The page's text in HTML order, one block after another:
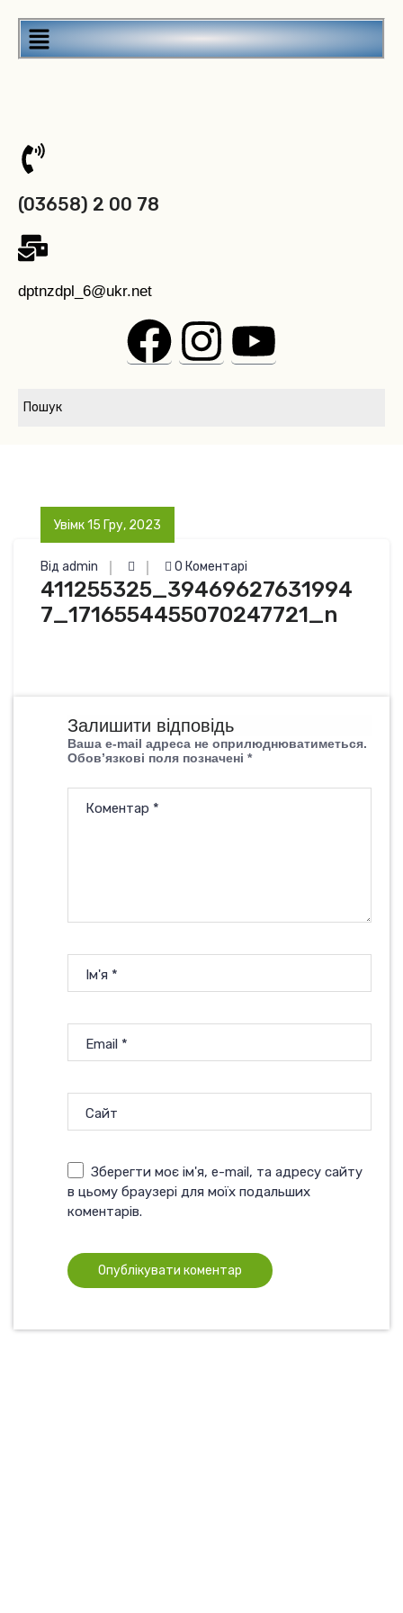
(03658) 2 00 78
dptnzdpl_6@ukr.net
Увімк 15 Гру, 2023
Від admin 0 Коментарі
411255325_39469627631994
7_1716554455070247721_n
Залишити відповідь
Ваша e-mail адреса не оприлюднюватиметься.
Обов’язкові поля позначені *
Коментар *
Ім'я *
Email *
Сайт
Зберегти моє ім'я, e-mail, та адресу сайту
в цьому браузері для моїх подальших
коментарів.